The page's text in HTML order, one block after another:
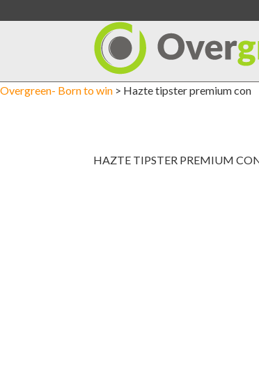
al
Overgreen- Born to win > Hazte tipster premium con
HAZTE TIPSTER PREMIUM